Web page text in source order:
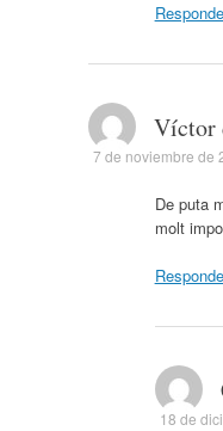
Víctor
7 de noviembre de
De puta
molt
18 de